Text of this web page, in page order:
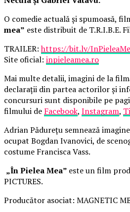
O comedie actuală și spumoasă,
mea” este distribuit de T.R.I.B.E.
TRAILER:https://bit.ly/
Site oficial: inpieleamea.ro
Mai multe detalii, imagini de la
declarații din partea actorilor și
concursuri sunt disponibile pe
filmului de Facebook, Instagram,
Adrian Pădurețu semnează
ocupat Bogdan Ivanovici, de
costume Francisca Vass.
„În Pielea Mea” este un film
PICTURES.
Producător asociat: MAGNETIC